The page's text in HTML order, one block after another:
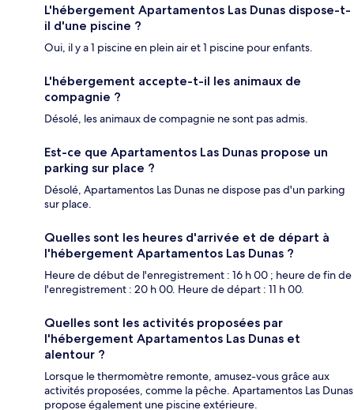
L'hébergement Apartamentos Las Dunas dispose-t-
il d'une piscine ?
Oui, il y a 1 piscine en plein air et 1 piscine pour enfants.
L'hébergement accepte-t-il les animaux de
compagnie ?
Désolé, les animaux de compagnie ne sont pas admis.
Est-ce que Apartamentos Las Dunas propose un
parking sur place ?
Désolé, Apartamentos Las Dunas ne dispose pas d'un parking
sur place.
Quelles sont les heures d'arrivée et de départ à
l'hébergement Apartamentos Las Dunas ?
Heure de début de l'enregistrement : 16 h 00 ; heure de fin de
l'enregistrement : 20 h 00. Heure de départ : 11 h 00.
Quelles sont les activités proposées par
l'hébergement Apartamentos Las Dunas et
alentour ?
Lorsque le thermomètre remonte, amusez-vous grâce aux
activités proposées, comme la pêche. Apartamentos Las Dunas
propose également une piscine extérieure.